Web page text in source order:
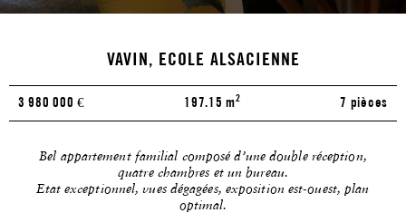
VAVIN, ECOLE ALSACIENNE
3 980 000 € 197.15 m2 7 pièces
Bel appartement familial composé d’une double réception,
quatre chambres et un bureau.
Etat exceptionnel, vues dégagées, exposition est-ouest, plan
optimal.